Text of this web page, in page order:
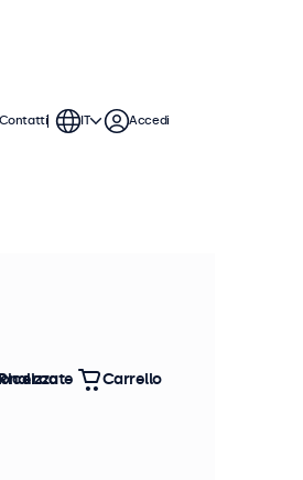
Più venduto
IT Accedi
Carrello